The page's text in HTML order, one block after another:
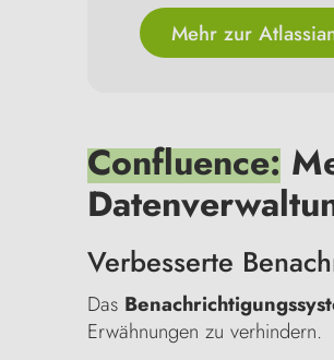
Mehr zur
Confluence:
Verbesserte
Das
Erwähnungen zu verhindern.